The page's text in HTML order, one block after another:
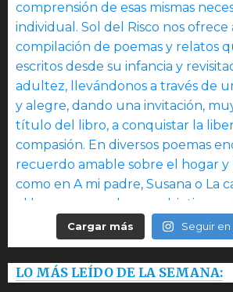
Cargar más Seguir en
LO MÁS LEÍDO DE LA SEMANA: